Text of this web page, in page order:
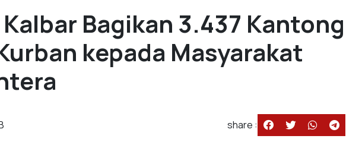
Kalbar Bagikan 3.437 Kantong
kepada Masyarakat
share :